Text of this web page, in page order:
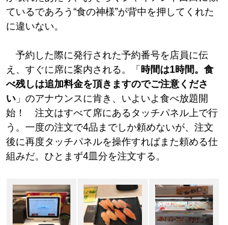
ているであろう“食の神様”が背中を押してくれた
に違いない。
予約した際に発行された予約番号を店員に伝
え、すぐに席に案内される。「 時間は1時間。食
べ残しは追加料金を頂きますのでご注意くださ
い 」のアナウンスに肯き、いよいよ食べ放題開
始！ 注文はすべて席にあるタッチパネル上で行
う。一度の注文で4品までしか頼めないが、注文
後に再度タッチパネルを操作すればまた頼める仕
組みだ。ひとまず4皿分を注文する。